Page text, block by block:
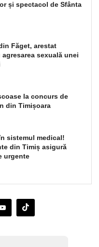
și spectacol de Sfânta
Făget, arestat
sexuală unei
la concurs de
din Timișoara
sistemul medical!
din Timiș asigură
urgente